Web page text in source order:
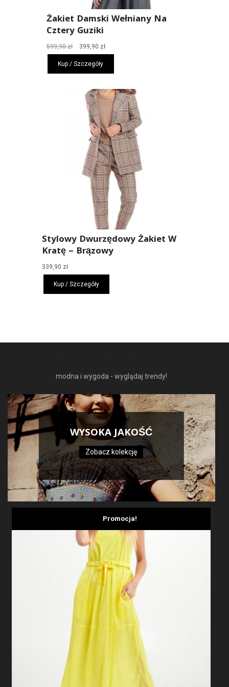
Żakiet Damski Wełniany Na
Cztery Guziki
599,90zł
Pierwotna
cena
wynosiła:
599,90 zł.
399,90 złAktualna
cena
399,90 zł.
Kup / Szczegóły
Stylowy Dwurzędowy Żakiet W
Kratę – Brązowy
339,90 zł
Kup / Szczegóły
modna i wygoda - wyglądaj trendy!
WYSOKA JAKOŚĆ
Zobacz kolekcję
Promocja!